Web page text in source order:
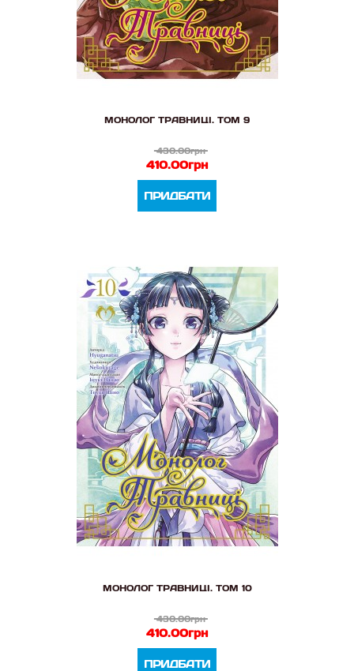
МОНОЛОГ ТРАВНИЦІ. ТОМ 9
430.00грн
410.00грн
ПРИДБАТИ
МОНОЛОГ ТРАВНИЦІ. ТОМ 10
430.00грн
410.00грн
ПРИДБАТИ